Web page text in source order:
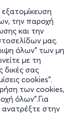
την παροχή
και την
μας.
όλων" των μη
με τη
δικές σας
cookies".
των cookies,
όλων".Για
ανατρέξτε στην
της
με μια
της
στις
χωρίς να έχουν
ενάντια
αδιέξοδο, σε